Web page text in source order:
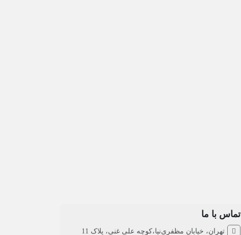
تماس با ما
تهران، خیابان مظفری‌نیا،کوچه علی غنی، پلاک 11